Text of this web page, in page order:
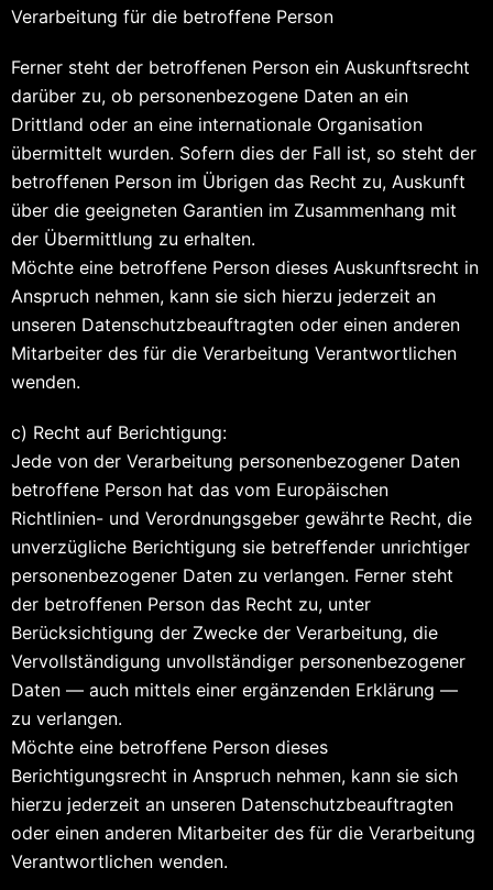
Verarbeitung für die betroffene Person
Ferner steht der betroffenen Person ein Auskunftsrecht
darüber zu, ob personenbezogene Daten an ein
Drittland oder an eine internationale Organisation
übermittelt wurden. Sofern dies der Fall ist, so steht der
betroffenen Person im Übrigen das Recht zu, Auskunft
über die geeigneten Garantien im Zusammenhang mit
der Übermittlung zu erhalten.
Möchte eine betroffene Person dieses Auskunftsrecht in
Anspruch nehmen, kann sie sich hierzu jederzeit an
unseren Datenschutzbeauftragten oder einen anderen
Mitarbeiter des für die Verarbeitung Verantwortlichen
wenden.
c) Recht auf Berichtigung:
Jede von der Verarbeitung personenbezogener Daten
betroffene Person hat das vom Europäischen
Richtlinien- und Verordnungsgeber gewährte Recht, die
unverzügliche Berichtigung sie betreffender unrichtiger
personenbezogener Daten zu verlangen. Ferner steht
der betroffenen Person das Recht zu, unter
Berücksichtigung der Zwecke der Verarbeitung, die
Vervollständigung unvollständiger personenbezogener
Daten — auch mittels einer ergänzenden Erklärung —
zu verlangen.
Möchte eine betroffene Person dieses
Berichtigungsrecht in Anspruch nehmen, kann sie sich
hierzu jederzeit an unseren Datenschutzbeauftragten
oder einen anderen Mitarbeiter des für die Verarbeitung
Verantwortlichen wenden.